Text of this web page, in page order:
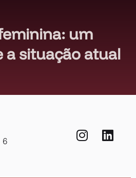
um
a situação atual
6